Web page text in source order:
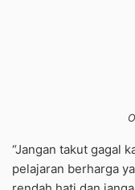
“Jangan takut gagal
pelajaran berharga